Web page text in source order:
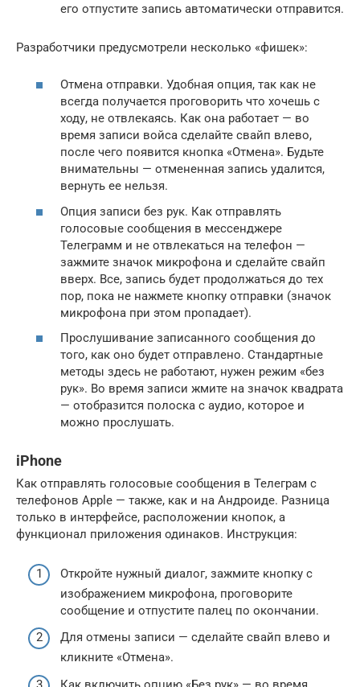
его отпустите запись автоматически отправится.
Разработчики предусмотрели несколько «фишек»:
Отмена отправки. Удобная опция, так как не
всегда получается проговорить что хочешь с
ходу, не отвлекаясь. Как она работает — во
время записи войса сделайте свайп влево,
после чего появится кнопка «Отмена». Будьте
внимательны — отмененная запись удалится,
вернуть ее нельзя.
Опция записи без рук. Как отправлять
голосовые сообщения в мессенджере
Телеграмм и не отвлекаться на телефон —
зажмите значок микрофона и сделайте свайп
вверх. Все, запись будет продолжаться до тех
пор, пока не нажмете кнопку отправки (значок
микрофона при этом пропадает).
Прослушивание записанного сообщения до
того, как оно будет отправлено. Стандартные
методы здесь не работают, нужен режим «без
рук». Во время записи жмите на значок квадрата
— отобразится полоска с аудио, которое и
можно прослушать.
iPhone
Как отправлять голосовые сообщения в Телеграм с
телефонов Apple — также, как и на Андроиде. Разница
только в интерфейсе, расположении кнопок, а
функционал приложения одинаков. Инструкция:
Откройте нужный диалог, зажмите кнопку с
изображением микрофона, проговорите
сообщение и отпустите палец по окончании.
Для отмены записи — сделайте свайп влево и
кликните «Отмена».